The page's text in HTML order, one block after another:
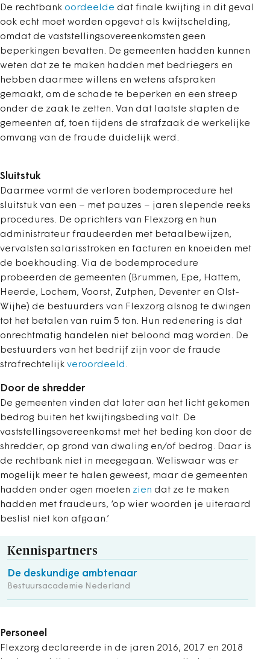
De rechtbank oordeelde dat finale kwijting in dit geval
ook echt moet worden opgevat als kwijtschelding,
omdat de vaststellingsovereenkomsten geen
beperkingen bevatten. De gemeenten hadden kunnen
weten dat ze te maken hadden met bedriegers en
hebben daarmee willens en wetens afspraken
gemaakt, om de schade te beperken en een streep
onder de zaak te zetten. Van dat laatste stapten de
gemeenten af, toen tijdens de strafzaak de werkelijke
omvang van de fraude duidelijk werd.
Sluitstuk
Daarmee vormt de verloren bodemprocedure het
sluitstuk van een – met pauzes – jaren slepende reeks
procedures. De oprichters van Flexzorg en hun
administrateur fraudeerden met betaalbewijzen,
vervalsten salarisstroken en facturen en knoeiden met
de boekhouding. Via de bodemprocedure
probeerden de gemeenten (Brummen, Epe, Hattem,
Heerde, Lochem, Voorst, Zutphen, Deventer en Olst-
Wijhe) de bestuurders van Flexzorg alsnog te dwingen
tot het betalen van ruim 5 ton. Hun redenering is dat
onrechtmatig handelen niet beloond mag worden. De
bestuurders van het bedrijf zijn voor de fraude
strafrechtelijk veroordeeld .
Door de shredder
De gemeenten vinden dat later aan het licht gekomen
bedrog buiten het kwijtingsbeding valt. De
vaststellingsovereenkomst met het beding kon door de
shredder, op grond van dwaling en/of bedrog. Daar is
de rechtbank niet in meegegaan. Weliswaar was er
mogelijk meer te halen geweest, maar de gemeenten
hadden onder ogen moeten zien dat ze te maken
hadden met fraudeurs, ‘op wier woorden je uiteraard
beslist niet kon afgaan.’
Kennispartners
De deskundige ambtenaar
Bestuursacademie Nederland
Personeel
Flexzorg declareerde in de jaren 2016, 2017 en 2018